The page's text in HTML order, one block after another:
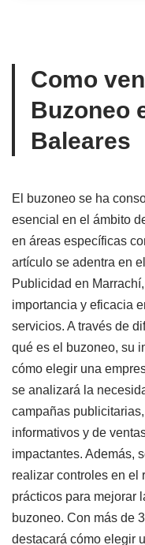
Como
Buzoneo
Baleares
El buzoneo se ha
esencial en el ámbito
en áreas específicas
artículo se adentra en
Publicidad en
importancia y eficacia
servicios. A través de
qué es el buzoneo, su
cómo elegir una
se analizará la
campañas
informativos y de
impactantes. Además,
realizar controles en el
prácticos para mejorar
buzoneo. Con más de
destacará cómo elegir